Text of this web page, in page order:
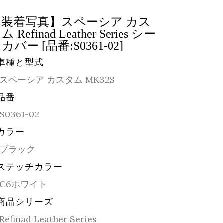
着写真】スペーシア カス
Refinad Leather Series シー
バー [品番:S0361-02]
種と型式
スペーシア カスタム MK32S
番
S0361-02
ラー
ブラック
テッチカラー
C6ホワイト
品シリーズ
Refinad Leather Series